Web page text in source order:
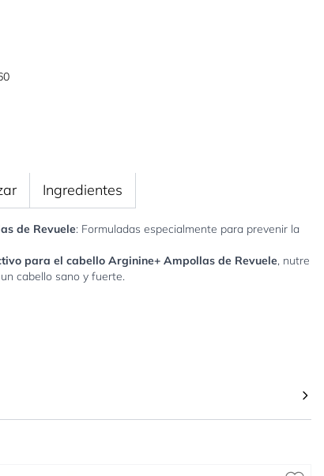
de Revuele: Formuladas especialmente para prevenir la
para el cabello Arginine+ Ampollas de Revuele, nutre
cabello sano y fuerte.
Ingredientes